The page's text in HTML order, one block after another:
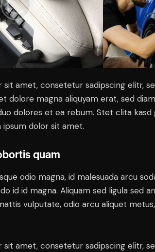
sit amet, consetetur sadipscing elitr,
dolore magna aliquyam erat, sed
dolores et ea rebum. Stet clita
dolor sit amet.
quam
odio magna, id malesuada arcu
id id magna. Aliquam sed ligula sed
vulputate, odio arcu aliquet
sit amet, consetetur sadipscing elitr,